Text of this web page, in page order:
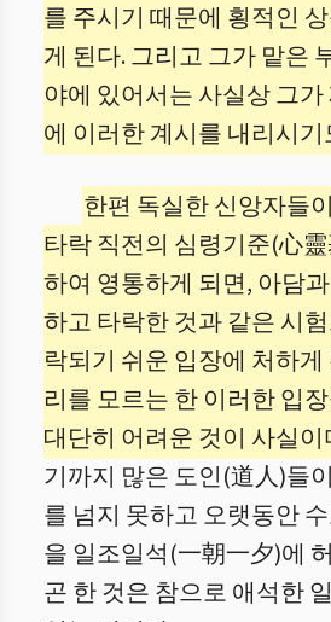
를 주시기 때문에 횡적인
게 된다. 그리고 그가 맡은
야에 있어서는 사실상 그
에 이러한 계시를 내리시
한편 독실한 신앙자들
타락 직전의 심령기준(心
하여 영통하게 되면, 아담
하고 타락한 것과 같은 시
락되기 쉬운 입장에 처하게
리를 모르는 한 이러한 입
대단히 어려운 것이 사실이
기까지 많은 도인(道人)들
를 넘지 못하고 오랫동안
을 일조일석(一朝一夕)에
곤 한 것은 참으로 애석한